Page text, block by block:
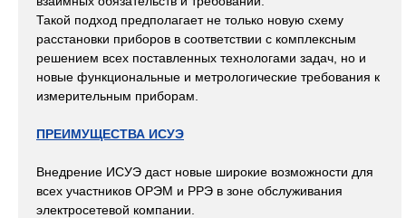
Такой подход предполагает не только новую схему
расстановки приборов в соответствии с комплексным
решением всех поставленных технологами задач, но и
новые функциональные и метрологические требования к
измерительным приборам.
ПРЕИМУЩЕСТВА ИСУЭ
Внедрение ИСУЭ даст новые широкие возможности для
всех участников ОРЭМ и РРЭ в зоне обслуживания
электросетевой компании.